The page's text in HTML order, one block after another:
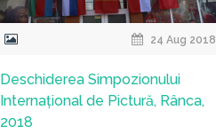
24 Aug 2018
Deschiderea Simpozionului
Internațional de Pictură, Rânca,
2018